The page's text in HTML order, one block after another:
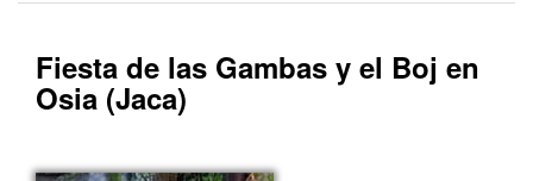
Fiesta de las Gambas y el Boj en
Osia (Jaca)